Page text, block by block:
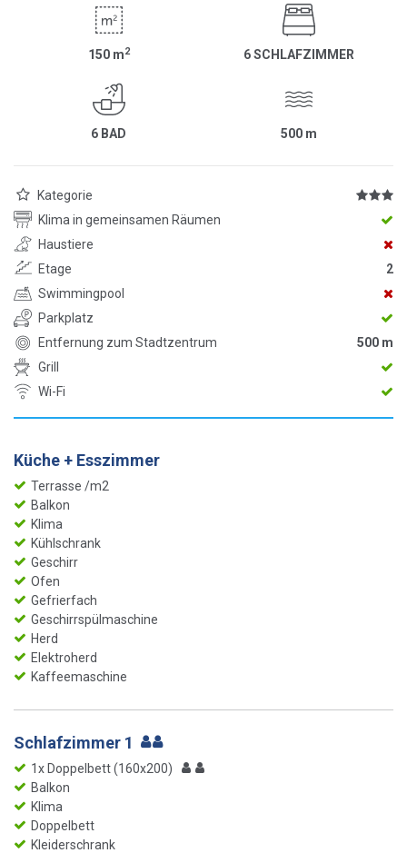
150 m2 6 SCHLAFZIMMER
6 BAD 500 m
Kategorie
Klima in gemeinsamen Räumen
Haustiere
Etage
2
Swimmingpool
Parkplatz
Entfernung zum Stadtzentrum
500 m
Grill
Wi-Fi
Küche + Esszimmer
Terrasse /m2
Balkon
Klima
Kühlschrank
Geschirr
Ofen
Gefrierfach
Geschirrspülmaschine
Herd
Elektroherd
Kaffeemaschine
Schlafzimmer 1
1x Doppelbett (160x200)
Balkon
Klima
Doppelbett
Kleiderschrank